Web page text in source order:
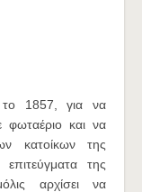
το 1857, για να
φωταέριο και να
κατοίκων της
της
αρχίσει να